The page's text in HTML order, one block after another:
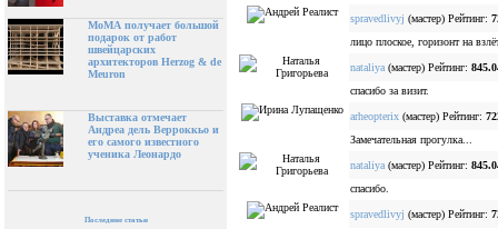
МоМА получает большой
подарок от работ
швейцарских
архитекторов Herzog & de
Meuron
Выставка отмечает
Андреа дель Верроккьо и
его самого известного
ученика Леонардо
Последние статьи
spravedlivyj (мастер) Рейтинг:
лицо плоское, горизонт на
nataliya (мастер) Рейтинг:
спасибо за визит.
arheopterix (мастер) Рейтинг:
Замечательная прогулка...
nataliya (мастер) Рейтинг:
спасибо.
spravedlivyj (мастер) Рейтинг: